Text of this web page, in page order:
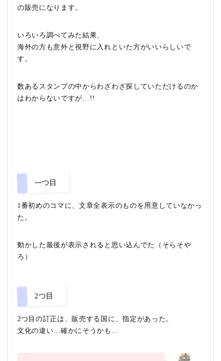
の販売になります。
いろいろ調べてみた結果、
海外の方も意外と視野に入れといた方がいいらしいで
す。
数あるスタンプの中からわざわざ探していただけるのか
はわからないですが…!!
一つ目
1番初めのコマに、文章全表示のものを用意していなかっ
た。
動かした最後が表示されると思い込んでた（そらそや
ろ）
2つ目
2つ目の訂正は、販売する国に、指定があった。
文化の違い…確かにそうかも…